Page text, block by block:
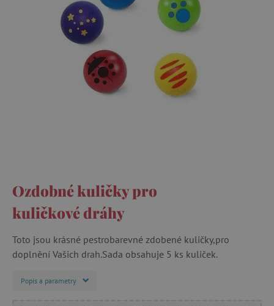
Ozdobné kuličky pro
kuličkové dráhy
Toto jsou krásné pestrobarevné zdobené kuličky,pro
doplnění Vašich drah.Sada obsahuje 5 ks kuliček.
Popis a parametry